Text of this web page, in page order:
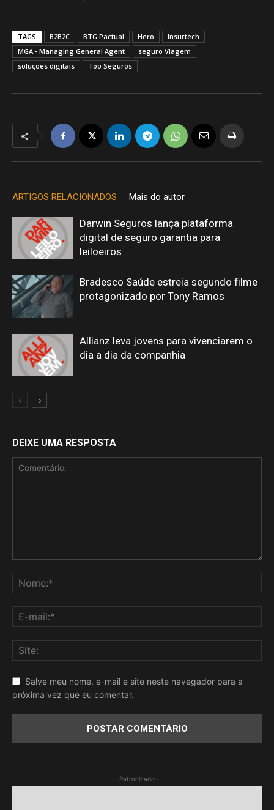
TAGS B2B2C BTG Pactual Hero
Insurtech
MGA - Managing General Agent
seguro Viagem
soluções digitais
Too Seguros
ARTIGOS RELACIONADOS Mais do autor
Darwin Seguros lança plataforma
digital de seguro garantia para
leiloeiros
Bradesco Saúde estreia segundo filme
protagonizado por Tony Ramos
Allianz leva jovens para vivenciarem o
dia a dia da companhia
DEIXE UMA RESPOSTA
Salve meu nome, e-mail e site neste navegador para a
próxima vez que eu comentar.
- Patrocinado -